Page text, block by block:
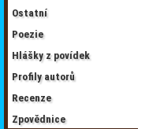
Ostatní
Poezie
Hlášky z povídek
Profily autorů
Recenze
Zpovědnice